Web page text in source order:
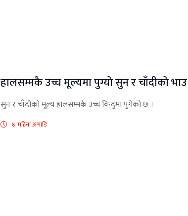
हालसम्मकै उच्च मूल्यमा पुग्यो सुन र चाँदीको भाउ
सुन र चाँदीको मूल्य हालसम्मकै उच्च विन्दुमा पुगेको छ ।
७ महिना अगाडि